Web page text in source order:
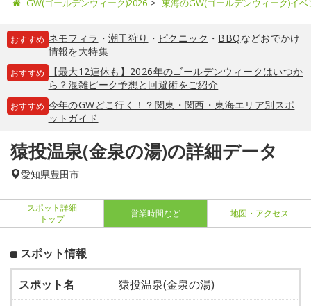
GW(ゴールデンウィーク)2026 東海のGW(ゴールデンウィーク)イ
おすすめ ネモフィラ ・ 潮干狩り ・ ピクニック ・ BBQなどおでかけ
情報を大特集
おすすめ
【最大12連休も】2026年のゴールデンウィークはいつか
ら？混雑ピーク予想と回避術をご紹介
おすすめ 今年のGWどこ行く！？関東・関西・東海エリア別スポ
ットガイド
猿投温泉(金泉の湯)の詳細データ
愛知県豊田市
スポット詳細
トップ
営業時間など 地図・アクセス
スポット情報
スポット名
猿投温泉(金泉の湯)